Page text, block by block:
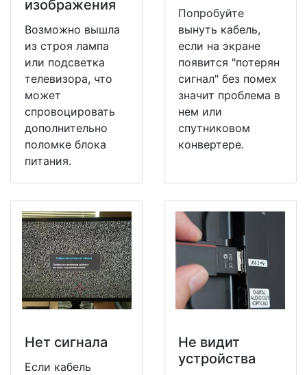
изображения
Возможно вышла
из строя лампа
или подсветка
телевизора, что
может
спровоцировать
дополнительно
поломке блока
питания.
Попробуйте
вынуть кабель,
если на экране
появится "потерян
сигнал" без помех
значит проблема в
нем или
спутниковом
конвертере.
Нет сигнала
Если кабель
Не видит
устройства